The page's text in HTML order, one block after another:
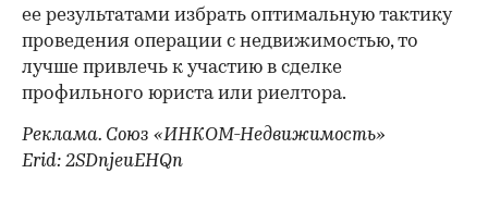
ее результатами избрать оптимальную тактику
проведения операции с недвижимостью, то
лучше привлечь к участию в сделке
профильного юриста или риелтора.
Реклама. Союз «ИНКОМ-Недвижимость»
Erid: 2SDnjeuEHQn